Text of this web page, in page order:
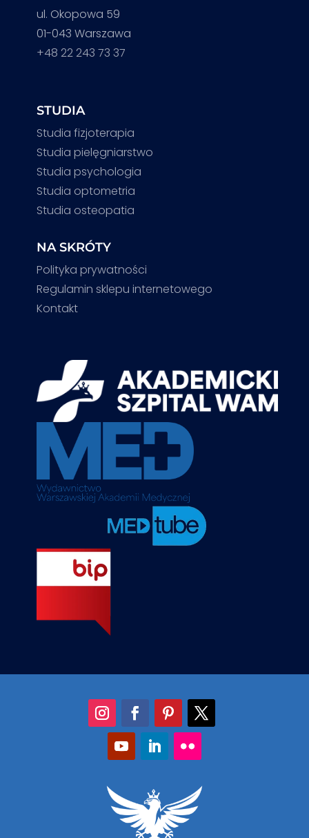
ul. Okopowa 59
01-043 Warszawa
+48 22 243 73 37
STUDIA
Studia fizjoterapia
Studia pielęgniarstwo
Studia psychologia
Studia optometria
Studia osteopatia
NA SKRÓTY
Polityka prywatności
Regulamin sklepu internetowego
Kontakt